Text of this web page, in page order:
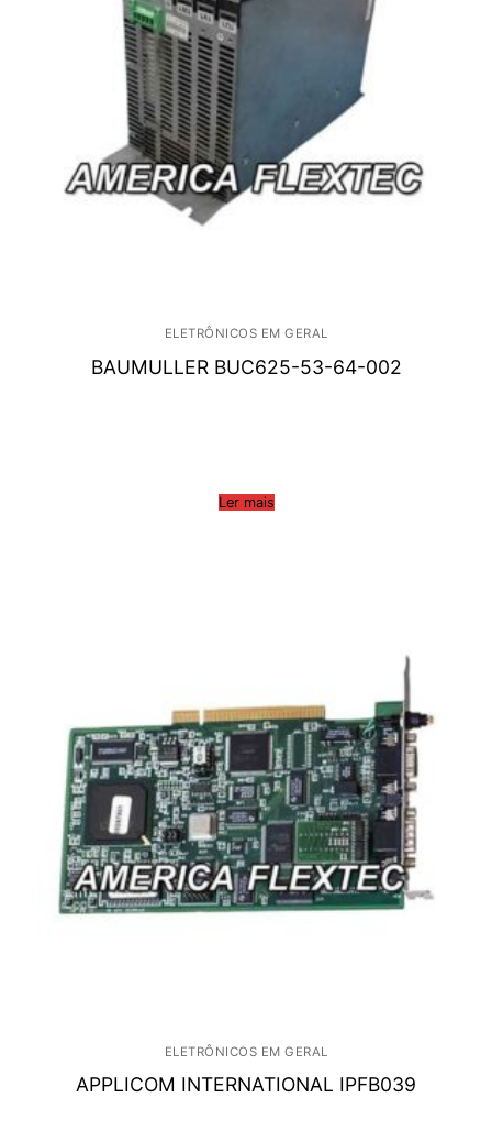
ELETRÔNICOS EM GERAL
BAUMULLER BUC625-53-64-002
Ler mais
ELETRÔNICOS EM GERAL
APPLICOM INTERNATIONAL IPFB039